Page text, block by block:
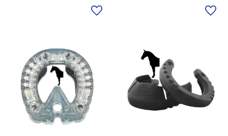
Lägg till i önskelista